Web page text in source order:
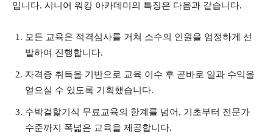
입니다. 시니어 워킹 아카데미의 특징은 다음과 같습니다.
모든 교육은 적격심사를 거쳐 소수의 인원을 엄정하게 선
발하여 진행합니다.
자격증 취득을 기반으로 교육 이수 후 곧바로 일과 수익을
얻으실 수 있도록 기획했습니다.
수박겉핥기식 무료교육의 한계를 넘어, 기초부터 전문가
수준까지 폭넓은 교육을 제공합니다.